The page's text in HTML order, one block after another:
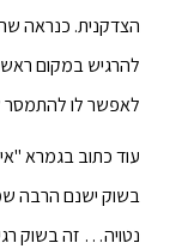
הצדקנית. כנראה
להרגיש במקום
לאפשר לו להתמסר
עוד כתוב בגמרא
בשוק ישנם הרבה
נטויה… זה בשוק